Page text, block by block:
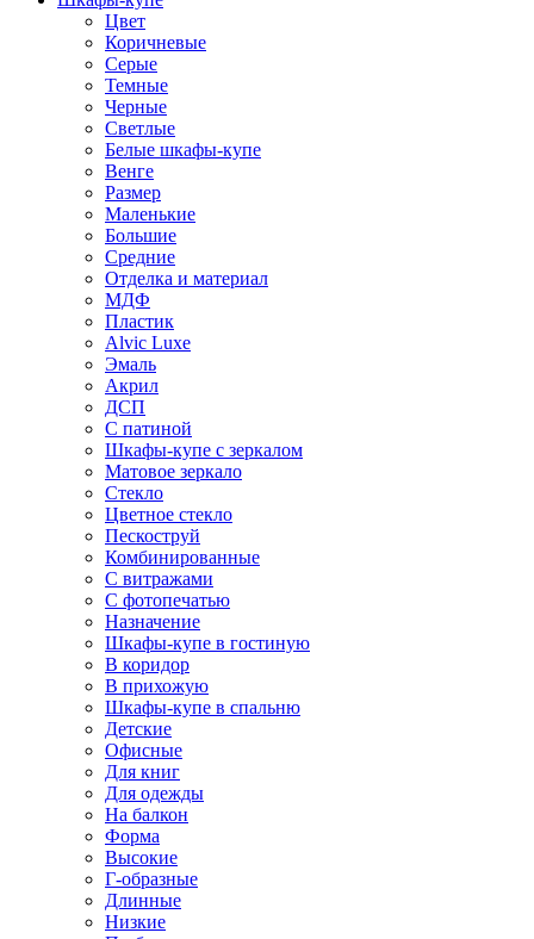
Цвет
Коричневые
Серые
Темные
Черные
Светлые
Белые шкафы-купе
Венге
Размер
Маленькие
Большие
Средние
Отделка и материал
МДФ
Пластик
Alvic Luxe
Эмаль
Акрил
ДСП
С патиной
Шкафы-купе с зеркалом
Матовое зеркало
Стекло
Цветное стекло
Пескоструй
Комбинированные
С витражами
С фотопечатью
Назначение
Шкафы-купе в гостиную
В коридор
В прихожую
Шкафы-купе в спальню
Детские
Офисные
Для книг
Для одежды
На балкон
Форма
Высокие
Г-образные
Длинные
Низкие